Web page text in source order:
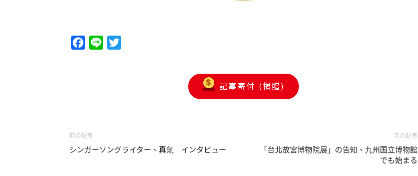
Facebook
Line
記事寄付 (捐贈)
前の記事
シンガーソングライター、真氣 インタビュー
次の記事
「台北故宮博物院展」の告知、九州国立博物館
でも始まる